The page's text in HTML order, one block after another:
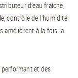
d’eau fraîche,
contrôle de l’humidité
améliorent à la fois la
et des